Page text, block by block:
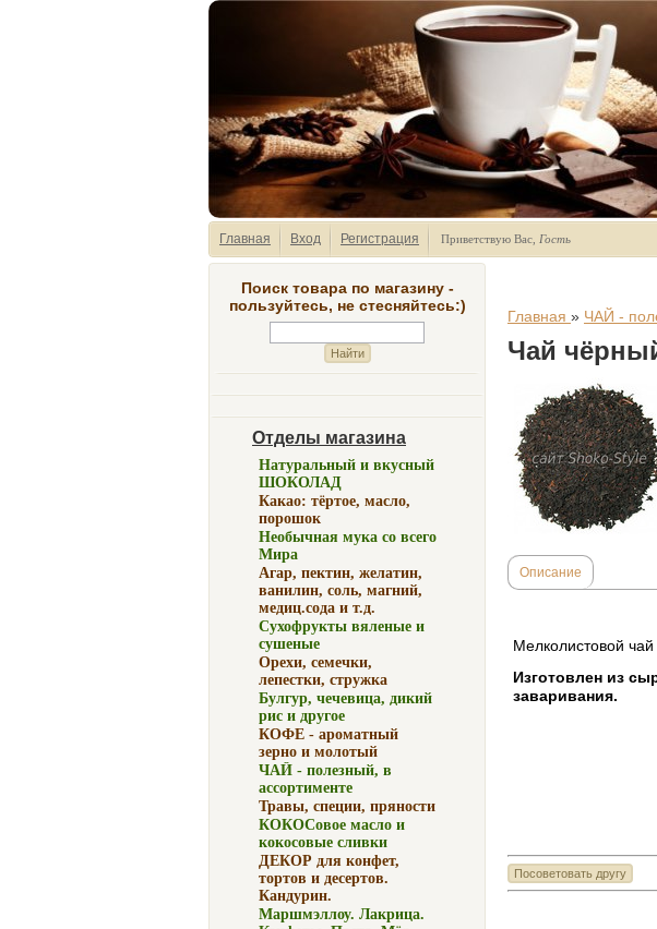
Главная Вход Регистрация Приветствую Вас Гость
Поиск товара по магазину -
пользуйтесь, не стесняйтесь:)
Отделы магазина
Натуральный и вкусный
ШОКОЛАД
Какао: тёртое, масло,
порошок
Необычная мука со всего
Мира
Агар, пектин, желатин,
ванилин, соль, магний,
медиц.сода и т.д.
Сухофрукты вяленые и
сушеные
Орехи, семечки,
лепестки, стружка
Булгур, чечевица, дикий
рис и другое
КОФЕ - ароматный
зерно и молотый
ЧАЙ - полезный, в
ассортименте
Травы, специи, пряности
КОКОСовое масло и
кокосовые сливки
ДЕКОР для конфет,
тортов и десертов.
Кандурин.
Маршмэллоу. Лакрица.
Главная » ЧАЙ -
Чай
Описание
Мелколистовой
Изготовлен из
заваривания.